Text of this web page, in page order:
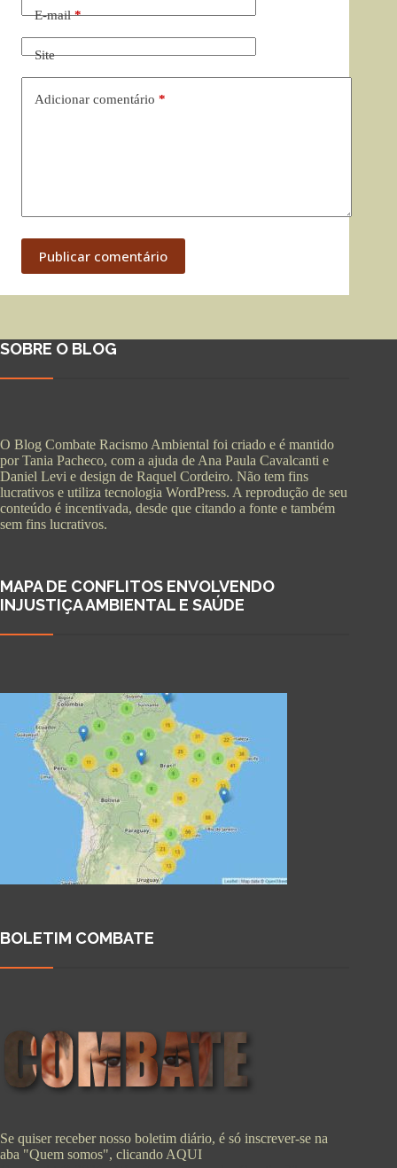
E-mail*
Site
Adicionar comentário *
Publicar comentário
SOBRE O BLOG
O Blog Combate Racismo Ambiental foi criado e é mantido
por Tania Pacheco, com a ajuda de Ana Paula Cavalcanti e
Daniel Levi e design de Raquel Cordeiro. Não tem fins
lucrativos e utiliza tecnologia WordPress. A reprodução de seu
conteúdo é incentivada, desde que citando a fonte e também
sem fins lucrativos.
MAPA DE CONFLITOS ENVOLVENDO
INJUSTIÇA AMBIENTAL E SAÚDE
BOLETIM COMBATE
Se quiser receber nosso boletim diário, é só inscrever-se na
aba "Quem somos", clicando AQUI